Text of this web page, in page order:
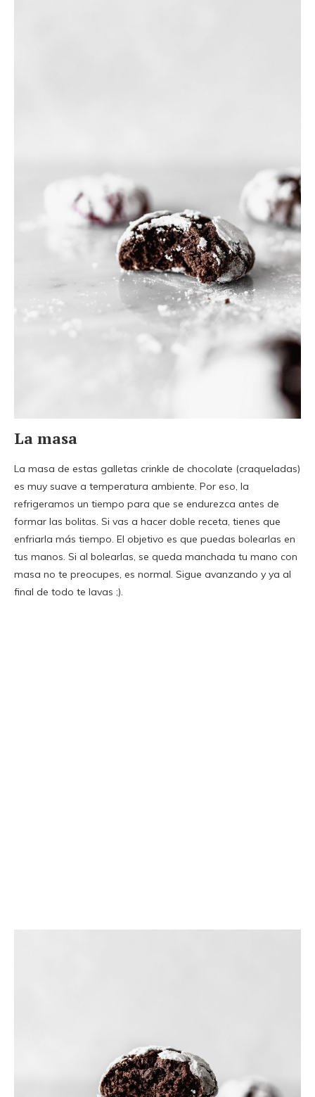
La masa
La masa de estas galletas crinkle de chocolate (craqueladas)
es muy suave a temperatura ambiente. Por eso, la
refrigeramos un tiempo para que se endurezca antes de
formar las bolitas. Si vas a hacer doble receta, tienes que
enfriarla más tiempo. El objetivo es que puedas bolearlas en
tus manos. Si al bolearlas, se queda manchada tu mano con
masa no te preocupes, es normal. Sigue avanzando y ya al
final de todo te lavas ;).